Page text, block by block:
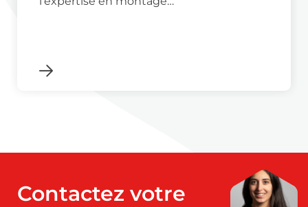
Contactez votre